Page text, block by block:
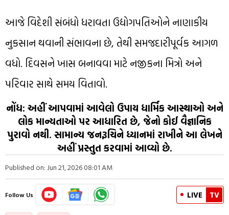
આજે વિદેશી સંબંધો ધરાવતા ઉદ્યોગપતિઓને નાણાકીય
નુકસાન થવાની સંભાવના છે, તેથી સમજદારીપૂર્વક આગળ
વધો. દિવસને ખાસ બનાવવા માટે નજીકના મિત્રો અને
પરિવાર સાથે સમય વિતાવો.
નોંધ: અહીં આપવામાં આવેલો ઉપાય ધાર્મિક આસ્થાઓ અને
લોક માન્યતાઓ પર આધારિત છે, જેનો કોઈ વૈજ્ઞાનિક
પુરાવો નથી. સામાન્ય જનરૂચિને ધ્યાનમાં રાખીને આ લેખને
અહીં પ્રસ્તુત કરવામાં આવ્યો છે.
Published on: Jun 21, 2026 08:01 AM
Follow Us LIVE TV